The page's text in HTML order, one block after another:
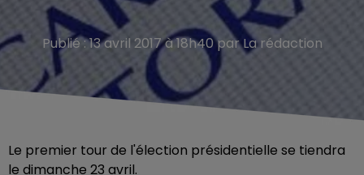
Publié : 13 avril 2017 à 18h40 par La rédaction
Le premier tour de l'élection présidentielle se tiendra
le dimanche 23 avril.